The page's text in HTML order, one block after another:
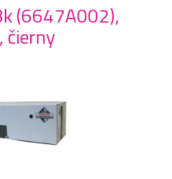
(6647A002),
čierny